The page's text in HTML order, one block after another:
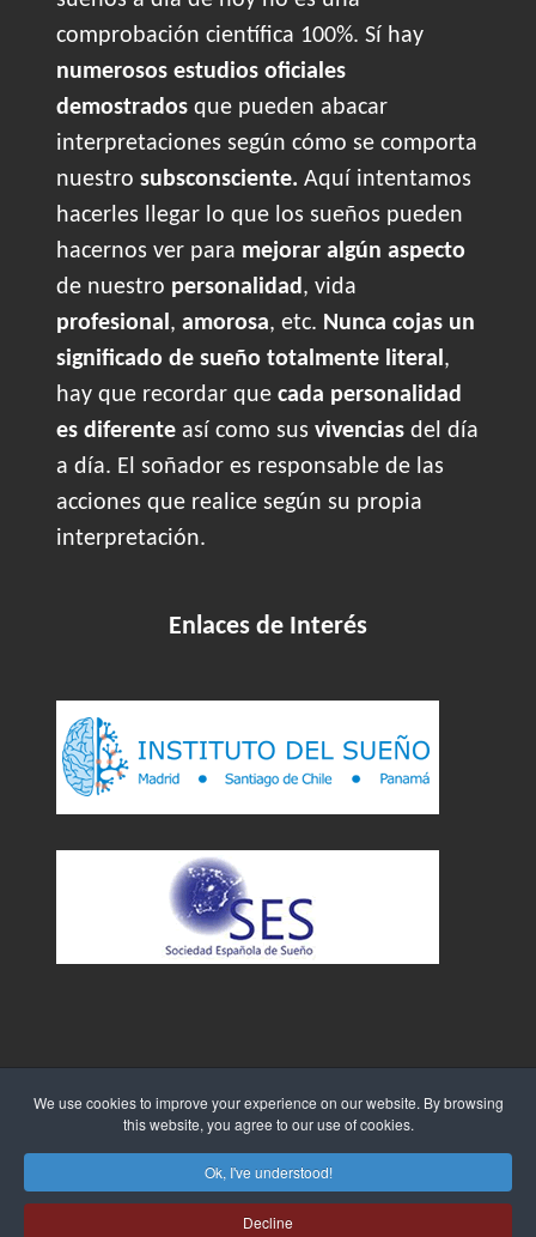
We use cookies to improve your experience on our website. By browsing
this website, you agree to our use of cookies.
Ok, I've understood!
Decline
comprobación científica 100%. Sí hay
numerosos estudios oficiales
demostrados que pueden abacar
interpretaciones según cómo se comporta
nuestro subsconsciente. Aquí intentamos
hacerles llegar lo que los sueños pueden
hacernos ver para mejorar algún aspecto
de nuestro personalidad, vida
profesional, amorosa, etc. Nunca cojas un
significado de sueño totalmente literal,
hay que recordar que cada personalidad
es diferente así como sus vivencias del día
a día. El soñador es responsable de las
acciones que realice según su propia
interpretación.
Enlaces de Interés